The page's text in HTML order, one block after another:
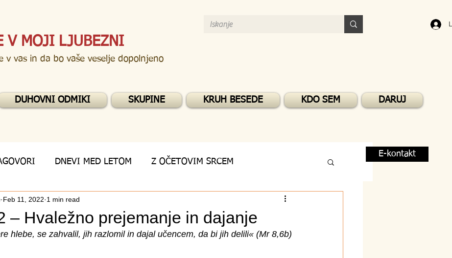
V MOJI LJUBEZNI
v vas in da bo vaše veselje dopolnjeno
DUHOVNI ODMIKI SKUPINE KRUH BESEDE KDO SEM DARUJ
DNEVI MED LETOM Z OČETOVIM SRCEM
– Hvaležno prejemanje in dajanje
Feb 11, 2022 1 min read
hlebe, se zahvalil, jih razlomil in dajal učencem, da bi jih delili« (Mr 8,6b)
E-kontakt